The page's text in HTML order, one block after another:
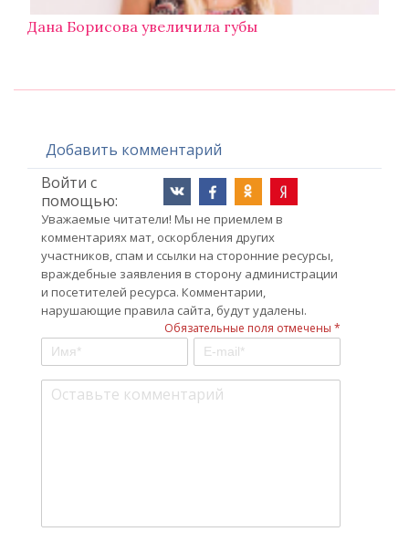
Дана Борисова увеличила губы
Добавить комментарий
Войти с
помощью:
Уважаемые читатели! Мы не приемлем в
комментариях мат, оскорбления других
участников, спам и ссылки на сторонние ресурсы,
враждебные заявления в сторону администрации
и посетителей ресурса. Комментарии,
нарушающие правила сайта, будут удалены.
Обязательные поля отмечены *